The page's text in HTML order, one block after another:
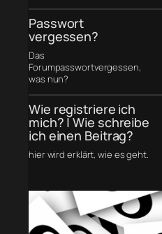
Passwort
vergessen?
Das
Forumpasswortvergessen,
was nun?
Wie registriere ich
mich? | Wie schreibe
ich einen Beitrag?
hier wird erklärt, wie es geht.